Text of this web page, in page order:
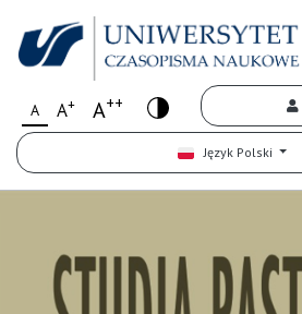
A A+ A++
Język Polski